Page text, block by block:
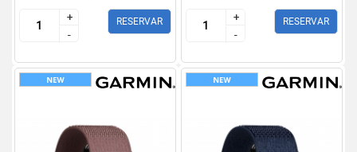
+
-
+
-
RESERVAR
+
-
+
-
RESERVAR